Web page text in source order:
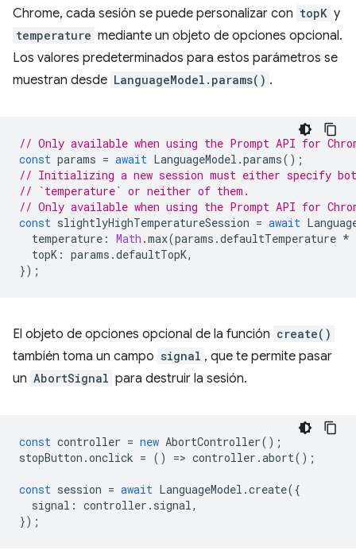
Chrome, cada sesión se puede personalizar con topK y
temperature mediante un objeto de opciones opcional.
Los valores predeterminados para estos parámetros se
muestran desde LanguageModel.params() .
// Only available when using the Prompt API for
const params = await LanguageModel .params();
// Initializing a new session must either specify
// `temperature` or neither of them.
// Only available when using the Prompt API for
const slightlyHighTemperatureSession = await
temperature : Math .max(params .defaultTemperature *
topK : params .defaultTopK,
});
El objeto de opciones opcional de la función create()
también toma un campo signal , que te permite pasar
un AbortSignal para destruir la sesión.
const controller = new AbortController();
stopButton .onclick = () => controller .abort();
const session = await LanguageModel .create({
signal : controller . signal,
});